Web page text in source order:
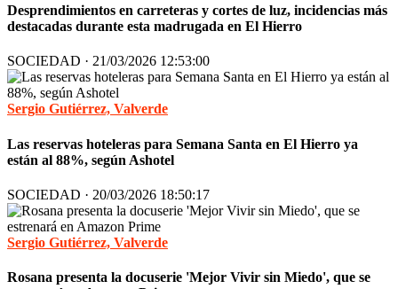
Desprendimientos en carreteras y cortes de luz, incidencias más
destacadas durante esta madrugada en El Hierro
SOCIEDAD · 21/03/2026 12:53:00
Sergio Gutiérrez, Valverde
Las reservas hoteleras para Semana Santa en El Hierro ya
están al 88%, según Ashotel
SOCIEDAD · 20/03/2026 18:50:17
Sergio Gutiérrez, Valverde
Rosana presenta la docuserie 'Mejor Vivir sin Miedo', que se